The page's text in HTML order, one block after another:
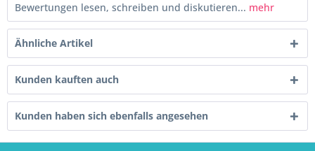
Bewertungen lesen, schreiben und diskutieren... mehr
Ähnliche Artikel
Kunden kauften auch
Kunden haben sich ebenfalls angesehen